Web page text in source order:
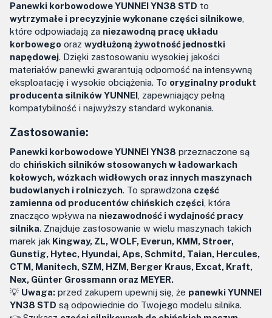
Panewki korbowodowe YUNNEI YN38 STD to
wytrzymałe i precyzyjnie wykonane części silnikowe
które odpowiadają za niezawodną pracę układu
korbowego oraz wydłużoną żywotność jednostki
napędowej. Dzięki zastosowaniu wysokiej jakości
materiałów panewki gwarantują odporność na intensywną
eksploatację i wysokie obciążenia. To oryginalny produkt
producenta silników YUNNEI , zapewniający pełną
kompatybilność i najwyższy standard wykonania.
Zastosowanie:
Panewki korbowodowe YUNNEI YN38 przeznaczone są
do chińskich silników stosowanych w ładowarkach
kołowych, wózkach widłowych oraz innych maszynach
budowlanych i rolniczych. To sprawdzona część
zamienna od producentów chińskich części , która
znacząco wpływa na niezawodność i wydajność pracy
silnika. Znajduje zastosowanie w wielu maszynach takich
marek jak Kingway, ZL, WOLF, Everun, KMM, Stroer,
Gunstig, Hytec, Hyundai, Aps, Schmitd, Taian, Hercules,
CTM, Manitech, SZM, HZM, Berger Kraus, Excat, Kraft,
Nex, Günter Grossmann oraz MEYER.
💡 Uwaga: przed zakupem upewnij się, że panewki YUNNEI
YN38 STD są odpowiednie do Twojego modelu silnika.